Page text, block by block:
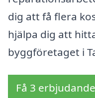
dig att få flera
hjälpa dig att
byggföretaget i
Få 3